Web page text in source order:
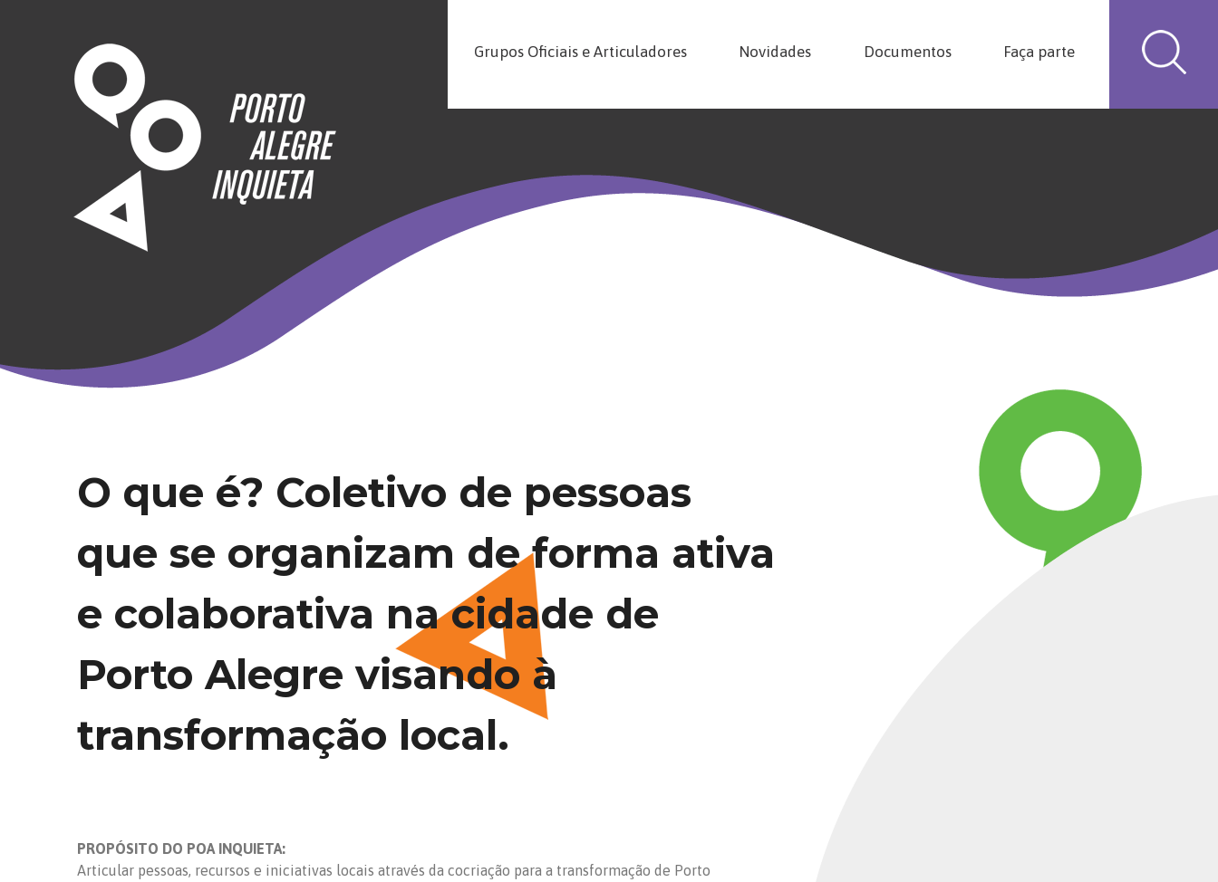
Grupos Oficiais e Articuladores Novidades Documentos Faça parte
O que é? Coletivo de pessoas
que se organizam de forma ativa
e colaborativa na cidade de
Porto Alegre visando à
transformação local.
PROPÓSITO DO POA INQUIETA:
Articular pessoas, recursos e iniciativas locais através da cocriação para a transformação de Porto